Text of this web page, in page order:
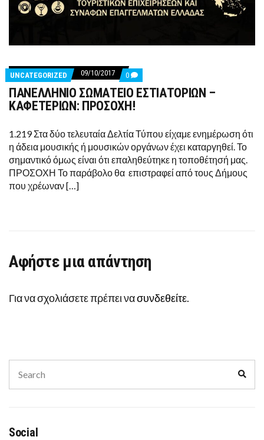
UNCATEGORIZED 09/10/2017 0 COMMENTS
ON
ΠΑΝΕΛΛΗΝΙΟ
ΣΩΜΑΤΕΙΟ
ΕΣΤΙΑΤΟΡΙΩΝ
ΠΡΟΣΟΧΗ!
ΠΑΝΕΛΛΗΝΙΟ ΣΩΜΑΤΕΙΟ ΕΣΤΙΑΤΟΡΙΩΝ –
ΚΑΦΕΤΕΡΙΩΝ: ΠΡΟΣΟΧΗ!
1.219 Στα δύο τελευταία Δελτία Τύπου είχαμε ενημέρωση ότι
η άδεια μουσικής ή μουσικών οργάνων έχει καταργηθεί. Το
σημαντικό όμως είναι ότι επαληθεύτηκε η τοποθέτησή μας.
ΠΡΟΣΟΧΗ Το παράβολο θα επιστραφεί από τους Δήμους
που χρέωναν […]
Αφήστε μια απάντηση
Για να σχολιάσετε πρέπει νασυνδεθείτε.
for:
Social